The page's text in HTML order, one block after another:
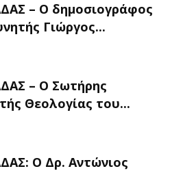
– Ο δημοσιογράφος
Γιώργος...
– Ο Σωτήρης
Θεολογίας του...
Ο Δρ. Αντώνιος